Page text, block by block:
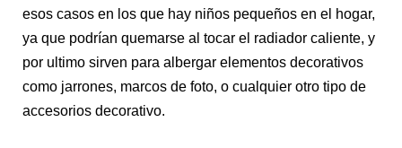
esos casos en los que hay niños pequeños en el hogar,
ya que podrían quemarse al tocar el radiador caliente, y
por ultimo sirven para albergar elementos decorativos
como jarrones, marcos de foto, o cualquier otro tipo de
accesorios decorativo.